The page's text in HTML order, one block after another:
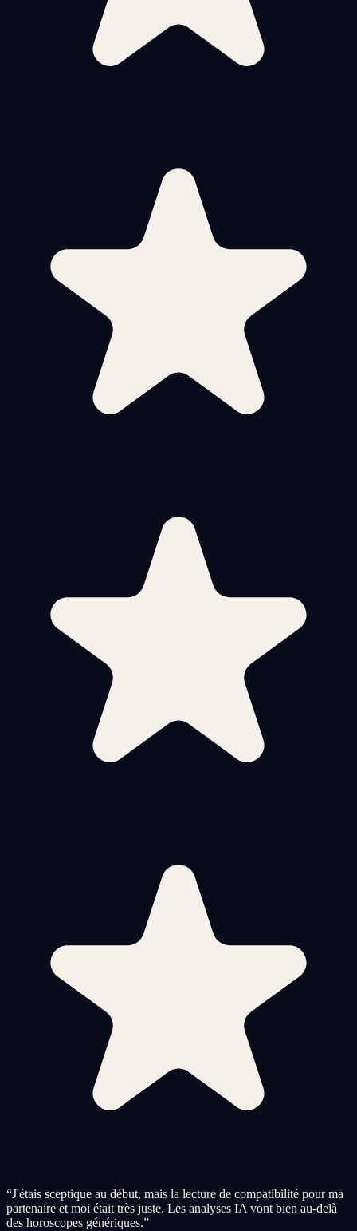
“J'étais sceptique au début, mais la lecture de compatibilité pour ma
partenaire et moi était très juste. Les analyses IA vont bien au-delà
des horoscopes génériques.”